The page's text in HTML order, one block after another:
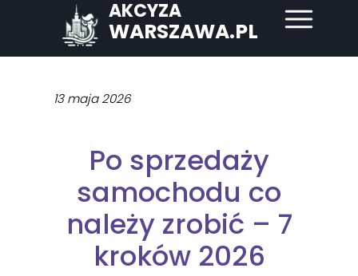
AKCYZA
WARSZAWA.PL
13 maja 2026
Po sprzedaży
samochodu co
należy zrobić – 7
kroków 2026